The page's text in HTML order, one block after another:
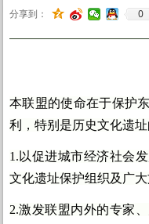
分享到： 0
本联盟的使命在于保护
利，特别是历史文化遗址
1.以促进城市经济社会
文化遗址保护组织及广
2.激发联盟内外的专家